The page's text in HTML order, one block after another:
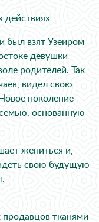
действиях
взят Узеиром
девушки
родителей. Так
видел свою
поколение
основанную
жениться и,
свою будущую
свадьбы.
тканями